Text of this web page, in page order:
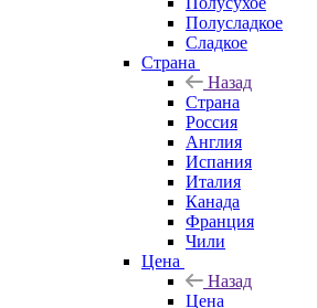
Полусладкое
Сладкое
Страна
Назад
Страна
Россия
Англия
Испания
Италия
Канада
Франция
Чили
Цена
Назад
Цена